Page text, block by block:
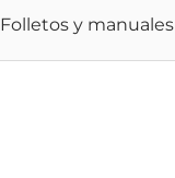
Folletos y manuales